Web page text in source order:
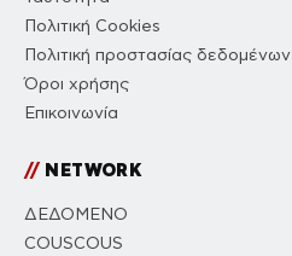
Πολιτική Cookies
Πολιτική προστασίας δεδομένων
Όροι χρήσης
Επικοινωνία
//NETWORK
ΔΕΔΟΜΕΝΟ
COUSCOUS